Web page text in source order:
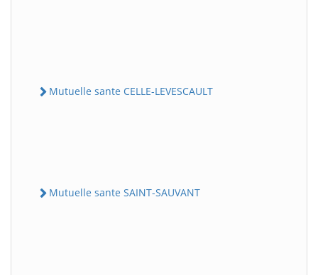
Mutuelle sante CELLE-LEVESCAULT
Mutuelle sante SAINT-SAUVANT